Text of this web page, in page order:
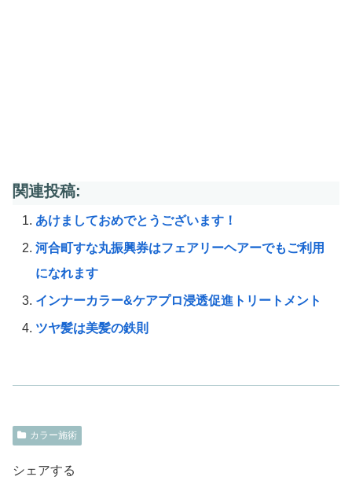
関連投稿:
あけましておめでとうございます！
河合町すな丸振興券はフェアリーヘアーでもご利用
になれます
インナーカラー&ケアプロ浸透促進トリートメント
ツヤ髪は美髪の鉄則
カラー施術
シェアする